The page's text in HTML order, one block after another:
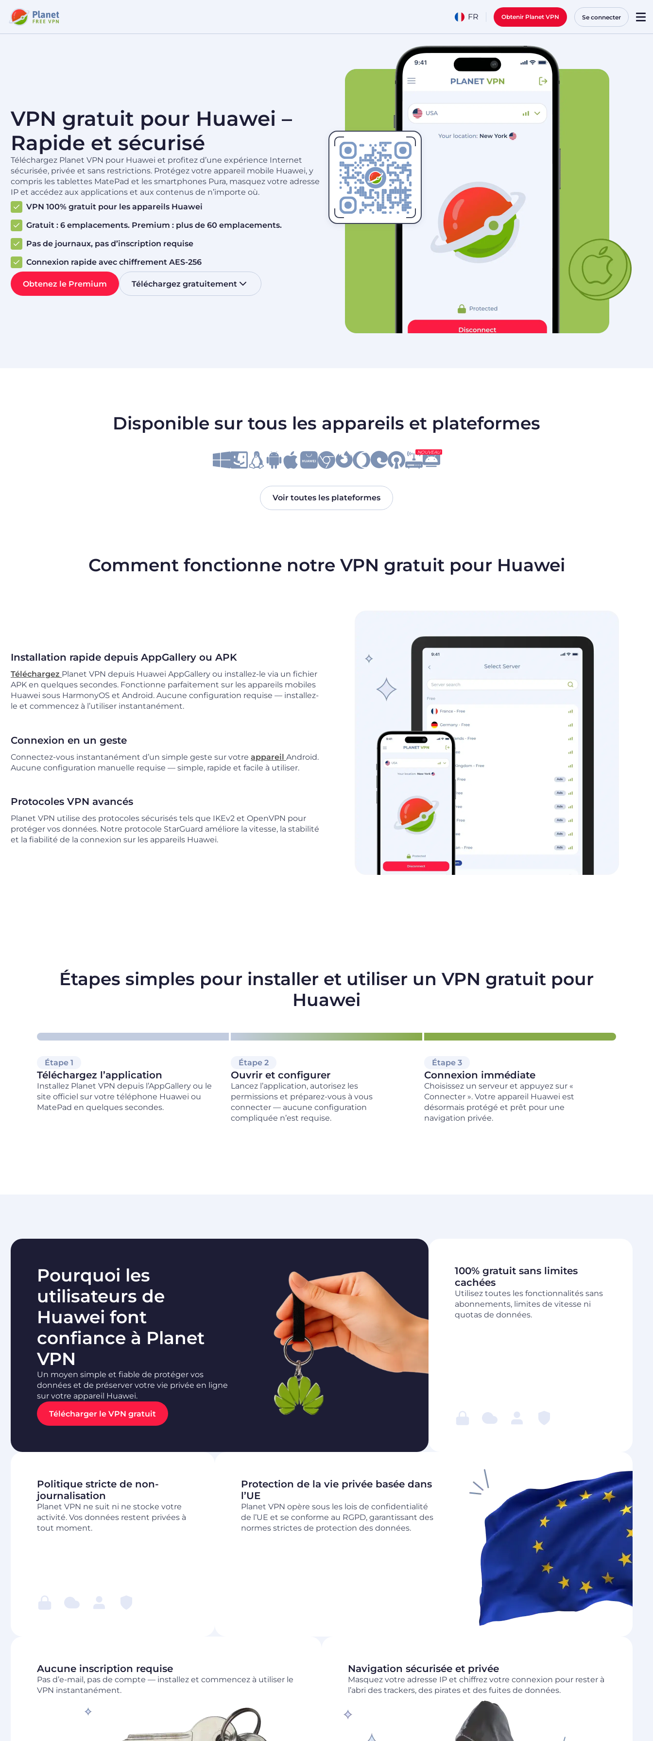
FR Obtenir Planet VPN Se connecter
VPN gratuit pour Huawei –
Rapide et sécurisé
Téléchargez Planet VPN pour Huawei et profitez d’une expérience Internet
sécurisée, privée et sans restrictions. Protégez votre appareil mobile Huawei, y
compris les tablettes MatePad et les smartphones Pura, masquez votre adresse
IP et accédez aux applications et aux contenus de n’importe où.
VPN 100% gratuit pour les appareils Huawei
Gratuit : 6 emplacements. Premium : plus de 60 emplacements.
Pas de journaux, pas d’inscription requise
Connexion rapide avec chiffrement AES-256
Obtenez le Premium Téléchargez gratuitement
Disponible sur tous les appareils et plateformes
NOUVEAU
Voir toutes les plateformes
Comment fonctionne notre VPN gratuit pour Huawei
Installation rapide depuis AppGallery ou APK
Téléchargez Planet VPN depuis Huawei AppGallery ou installez-le via un fichier
APK en quelques secondes. Fonctionne parfaitement sur les appareils mobiles
Huawei sous HarmonyOS et Android. Aucune configuration requise — installez-
le et commencez à l’utiliser instantanément.
Connexion en un geste
Connectez-vous instantanément d’un simple geste sur votre appareil Android.
Aucune configuration manuelle requise — simple, rapide et facile à utiliser.
Protocoles VPN avancés
Planet VPN utilise des protocoles sécurisés tels que IKEv2 et OpenVPN pour
protéger vos données. Notre protocole StarGuard améliore la vitesse, la stabilité
et la fiabilité de la connexion sur les appareils Huawei.
Étapes simples pour installer et utiliser un VPN gratuit pour
Huawei
Étape 1
Téléchargez l’application
Installez Planet VPN depuis l’AppGallery ou le
site officiel sur votre téléphone Huawei ou
MatePad en quelques secondes.
Étape 2
Ouvrir et configurer
Lancez l’application, autorisez les
permissions et préparez-vous à vous
connecter — aucune configuration
compliquée n’est requise.
Étape 3
Connexion immédiate
Choisissez un serveur et appuyez sur «
Connecter ». Votre appareil Huawei est
désormais protégé et prêt pour une
navigation privée.
Pourquoi les
utilisateurs de
Huawei font
confiance à Planet
VPN
Un moyen simple et fiable de protéger vos
données et de préserver votre vie privée en ligne
sur votre appareil Huawei.
Télécharger le VPN gratuit
100% gratuit sans limites
cachées
Utilisez toutes les fonctionnalités sans
abonnements, limites de vitesse ni
quotas de données.
Politique stricte de non-
journalisation
Planet VPN ne suit ni ne stocke votre
activité. Vos données restent privées à
tout moment.
Protection de la vie privée basée dans
l’UE
Planet VPN opère sous les lois de confidentialité
de l’UE et se conforme au RGPD, garantissant des
normes strictes de protection des données.
Aucune inscription requise
Pas d’e-mail, pas de compte — installez et commencez à utiliser le
VPN instantanément.
Navigation sécurisée et privée
Masquez votre adresse IP et chiffrez votre connexion pour rester à
l’abri des trackers, des pirates et des fuites de données.